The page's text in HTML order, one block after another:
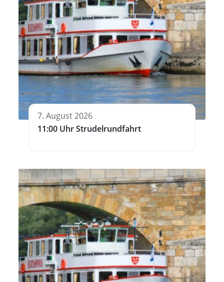
7. August 2026
11:00 Uhr Strudelrundfahrt